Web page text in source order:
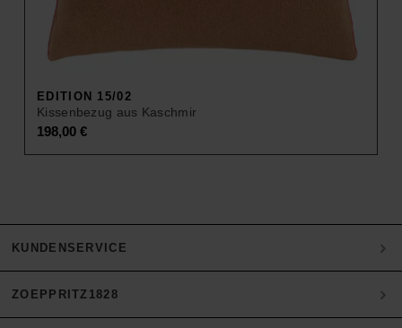
EDITION 15/02
Kissenbezug aus Kaschmir
198,00 €
KUNDENSERVICE
Mein Konto
Zahlung
ZOEPPRITZ1828